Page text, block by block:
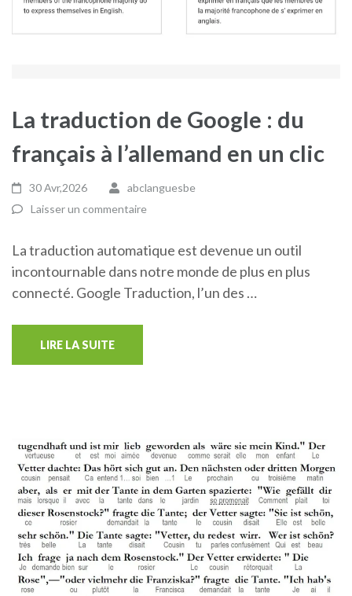
La traduction de Google : du
français à l’allemand en un clic
30 Avr,2026
abclanguesbe
Laisser un commentaire
La traduction automatique est devenue un outil
incontournable dans notre monde de plus en plus
connecté. Google Traduction, l’un des …
LIRE LA SUITE